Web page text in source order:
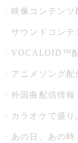
映像コンテンツ
サウンドコンテ
VOCALOID™
アニメソング配
外国曲配信情報
カラオケで盛り
あの日、あの時